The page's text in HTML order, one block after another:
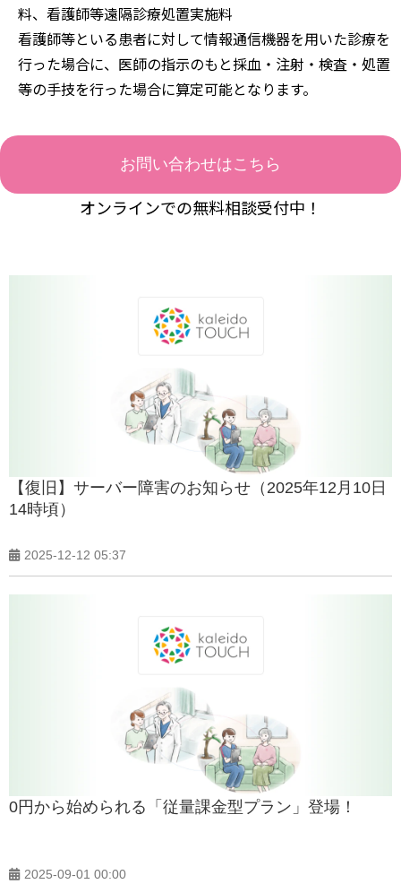
料、看護師等遠隔診療処置実施料
看護師等といる患者に対して情報通信機器を用いた診療を
行った場合に、医師の指示のもと採血・注射・検査・処置
等の手技を行った場合に算定可能となります。
お問い合わせはこちら
オンラインでの無料相談受付中！
【復旧】サーバー障害のお知らせ（2025年12月10日
14時頃）
2025-12-12 05:37
0円から始められる「従量課金型プラン」登場！
2025-09-01 00:00